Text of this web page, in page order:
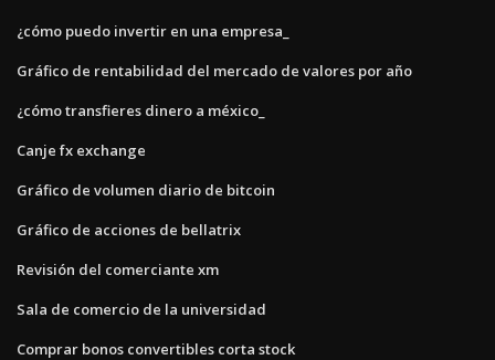
¿cómo puedo invertir en una empresa_
Gráfico de rentabilidad del mercado de valores por año
¿cómo transfieres dinero a méxico_
Canje fx exchange
Gráfico de volumen diario de bitcoin
Gráfico de acciones de bellatrix
Revisión del comerciante xm
Sala de comercio de la universidad
Comprar bonos convertibles corta stock